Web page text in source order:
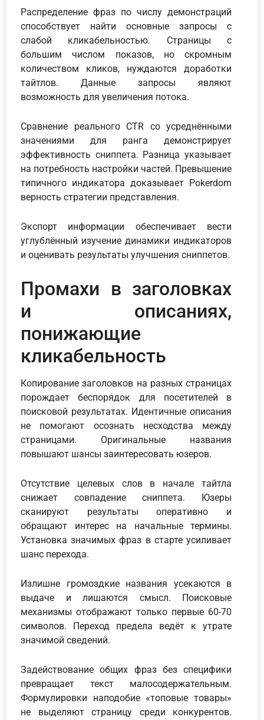
Распределение фраз по числу демонстраций
способствует найти основные запросы с
слабой кликабельностью. Страницы с
большим числом показов, но скромным
количеством кликов, нуждаются доработки
тайтлов. Данные запросы являют
возможность для увеличения потока.
Сравнение реального CTR со усреднёнными
значениями для ранга демонстрирует
эффективность сниппета. Разница указывает
на потребность настройки частей. Превышение
типичного индикатора доказывает Pokerdom
верность стратегии представления.
Экспорт информации обеспечивает вести
углублённый изучение динамики индикаторов
и оценивать результаты улучшения сниппетов.
Промахи в заголовках
и описаниях,
понижающие
кликабельность
Копирование заголовков на разных страницах
порождает беспорядок для посетителей в
поисковой результатах. Идентичные описания
не помогают осознать несходства между
страницами. Оригинальные названия
повышают шансы заинтересовать юзеров.
Отсутствие целевых слов в начале тайтла
снижает совпадение сниппета. Юзеры
сканируют результаты оперативно и
обращают интерес на начальные термины.
Установка значимых фраз в старте усиливает
шанс перехода.
Излишне громоздкие названия усекаются в
выдаче и лишаются смысл. Поисковые
механизмы отображают только первые 60-70
символов. Переход предела ведёт к утрате
значимой сведений.
Задействование общих фраз без специфики
превращает текст малосодержательным.
Формулировки наподобие «топовые товары»
не выделяют страницу среди конкурентов.